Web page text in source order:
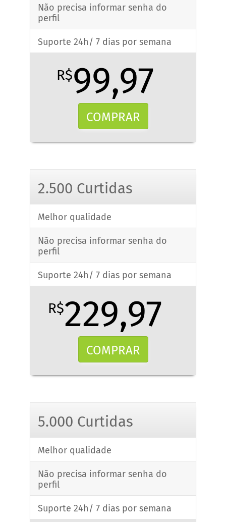
Não precisa informar senha do
perfil
Suporte 24h/ 7 dias por semana
R$99,97
COMPRAR
2.500 Curtidas
Melhor qualidade
Não precisa informar senha do
perfil
Suporte 24h/ 7 dias por semana
R$229,97
COMPRAR
5.000 Curtidas
Melhor qualidade
Não precisa informar senha do
perfil
Suporte 24h/ 7 dias por semana